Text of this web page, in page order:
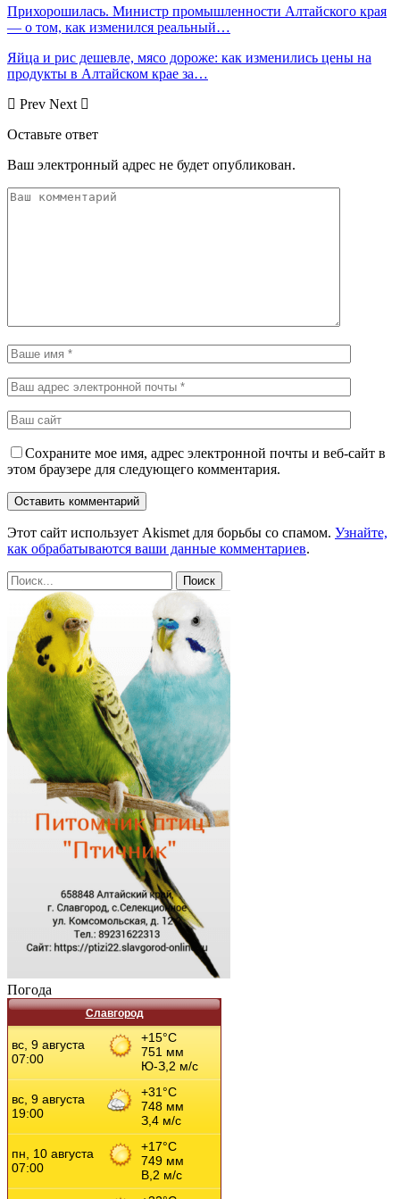
Прихорошилась. Министр промышленности Алтайского края
— о том, как изменился реальный…
Яйца и рис дешевле, мясо дороже: как изменились цены на
продукты в Алтайском крае за…
Prev Next
Оставьте ответ
Ваш электронный адрес не будет опубликован.
Сохраните мое имя, адрес электронной почты и веб-сайт в
этом браузере для следующего комментария.
Этот сайт использует Akismet для борьбы со спамом. Узнайте,
как обрабатываются ваши данные комментариев.
Погода
Славгород